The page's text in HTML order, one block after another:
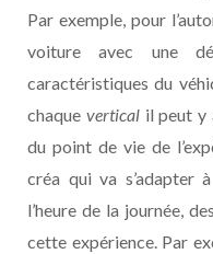
Par exemple, pour
voiture avec une
caractéristiques du
chaque verticalil peut y
du point de vie de
créa qui va s’adapter
l’heure de la journée,
cette expérience. Par